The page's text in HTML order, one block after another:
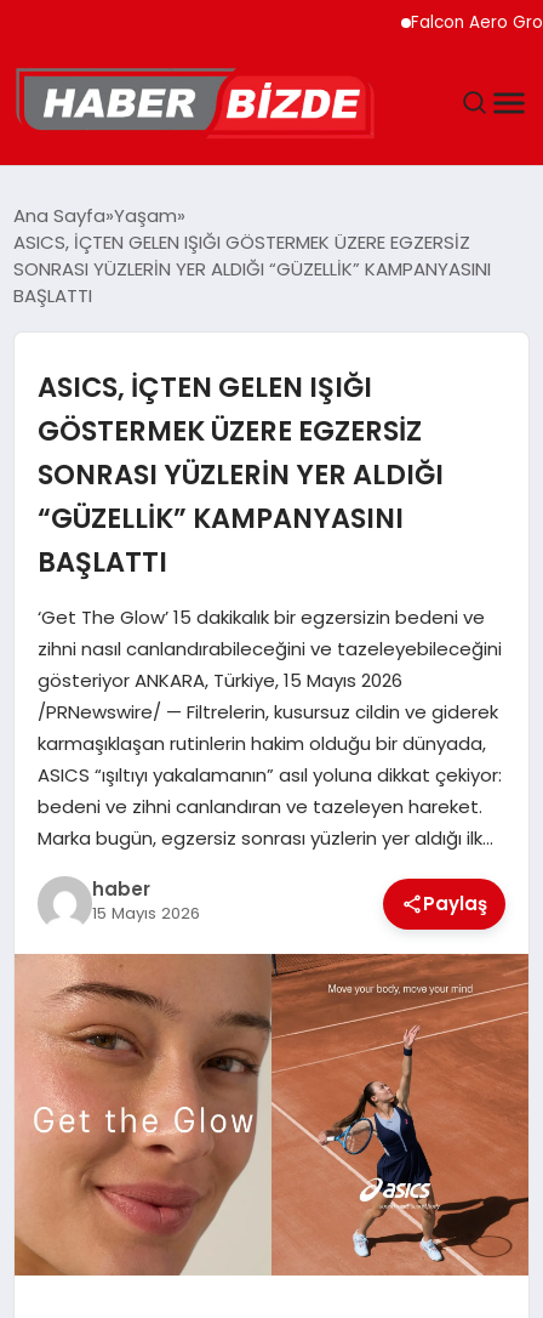
Falcon Aero Group,
YAŞAM
EĞITIM
MAGAZIN
SPOR
TEKNOLOJI
Ana Sayfa Yaşam
ASICS, İÇTEN GELEN IŞIĞI GÖSTERMEK ÜZERE EGZERSİZ
SONRASI YÜZLERİN YER ALDIĞI “GÜZELLİK” KAMPANYASINI
BAŞLATTI
ASICS, İÇTEN GELEN IŞIĞI
GÖSTERMEK ÜZERE EGZERSİZ
SONRASI YÜZLERİN YER ALDIĞI
“GÜZELLİK” KAMPANYASINI
BAŞLATTI
‘Get The Glow’ 15 dakikalık bir egzersizin bedeni ve
zihni nasıl canlandırabileceğini ve tazeleyebileceğini
gösteriyor ANKARA, Türkiye, 15 Mayıs 2026
/PRNewswire/ — Filtrelerin, kusursuz cildin ve giderek
karmaşıklaşan rutinlerin hakim olduğu bir dünyada,
ASICS “ışıltıyı yakalamanın” asıl yoluna dikkat çekiyor:
bedeni ve zihni canlandıran ve tazeleyen hareket.
Marka bugün, egzersiz sonrası yüzlerin yer aldığı ilk…
haber
15 Mayıs 2026 Paylaş